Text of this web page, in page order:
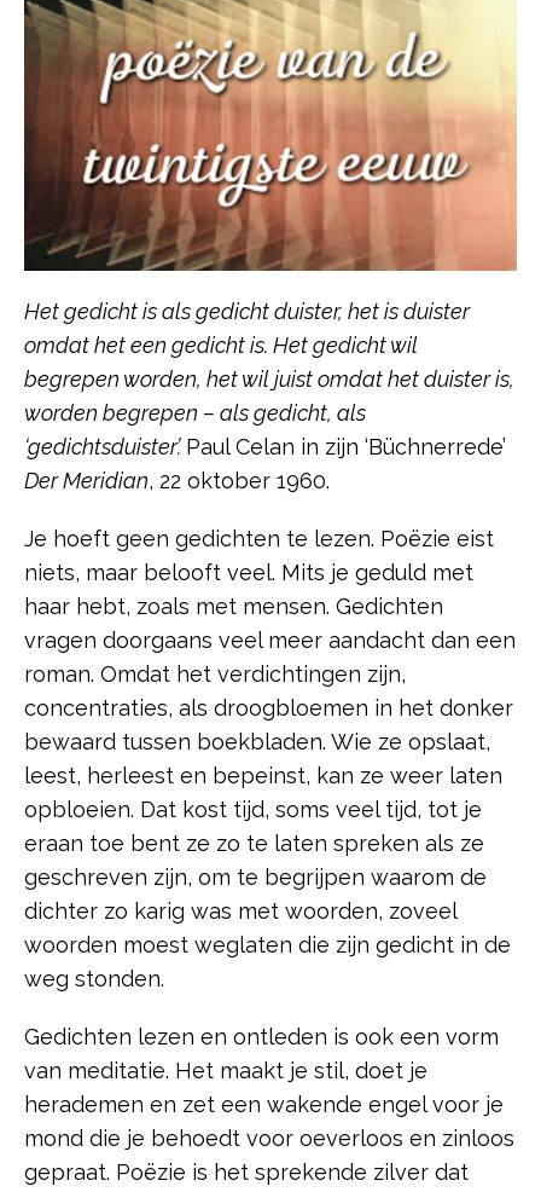
Het gedicht is als gedicht duister, het is duister
omdat het een gedicht is. Het gedicht wil
begrepen worden, het wil juist omdat het duister is,
worden begrepen – als gedicht, als
‘gedichtsduister’. Paul Celan in zijn ‘Büchnerrede’
Der Meridian, 22 oktober 1960.
Je hoeft geen gedichten te lezen. Poëzie eist
niets, maar belooft veel. Mits je geduld met
haar hebt, zoals met mensen. Gedichten
vragen doorgaans veel meer aandacht dan een
roman. Omdat het verdichtingen zijn,
concentraties, als droogbloemen in het donker
bewaard tussen boekbladen. Wie ze opslaat,
leest, herleest en bepeinst, kan ze weer laten
opbloeien. Dat kost tijd, soms veel tijd, tot je
eraan toe bent ze zo te laten spreken als ze
geschreven zijn, om te begrijpen waarom de
dichter zo karig was met woorden, zoveel
woorden moest weglaten die zijn gedicht in de
weg stonden.
Gedichten lezen en ontleden is ook een vorm
van meditatie. Het maakt je stil, doet je
herademen en zet een wakende engel voor je
mond die je behoedt voor oeverloos en zinloos
gepraat. Poëzie is het sprekende zilver dat